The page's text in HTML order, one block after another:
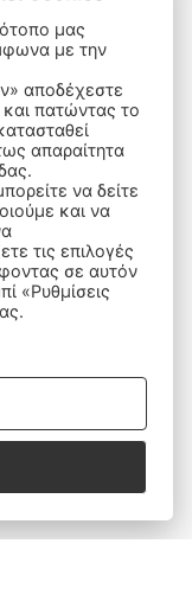
μας
με την
πατώντας το
απαραίτητα
να δείτε
και να
τις επιλογές
σε αυτόν
«Ρυθμίσεις